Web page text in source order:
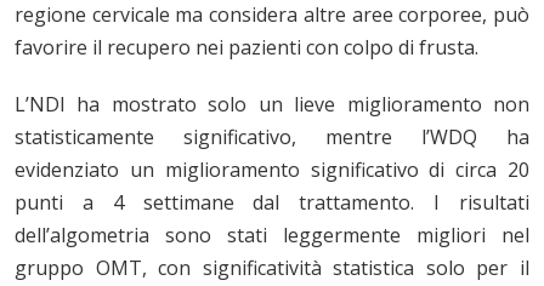
regione cervicale ma considera altre aree corporee, può
favorire il recupero nei pazienti con colpo di frusta.
L’NDI ha mostrato solo un lieve miglioramento non
statisticamente significativo, mentre l’WDQ ha
evidenziato un miglioramento significativo di circa 20
punti a 4 settimane dal trattamento. I risultati
dell’algometria sono stati leggermente migliori nel
gruppo OMT, con significatività statistica solo per il